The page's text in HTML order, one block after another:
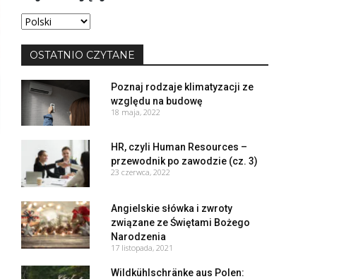
Wybierz
OSTATNIO CZYTANE
Poznaj rodzaje klimatyzacji ze
względu na budowę
18 maja, 2022
HR, czyli Human Resources –
przewodnik po zawodzie (cz. 3)
23 czerwca, 2022
Angielskie słówka i zwroty
związane ze Świętami Bożego
Narodzenia
17 listopada, 2021
Wildkühlschränke aus Polen: